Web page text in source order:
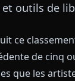
outils de
ce
de cinq
que les